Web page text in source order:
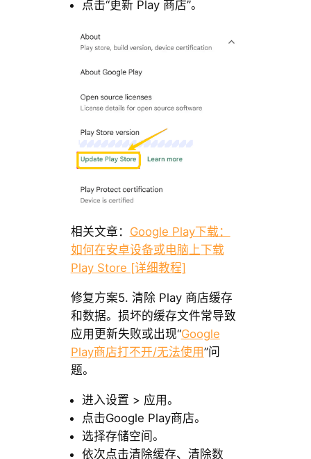
点击“更新 Play 商店”。
相关文章： Google Play下载：
如何在安卓设备或电脑上下载
Play Store [详细教程]
修复方案5. 清除 Play 商店缓存
和数据。损坏的缓存文件常导致
应用更新失败或出现“Google
Play商店打不开/无法使用”问
题。
进入设置 > 应用。
点击Google Play商店。
选择存储空间。
依次点击清除缓存、清除数